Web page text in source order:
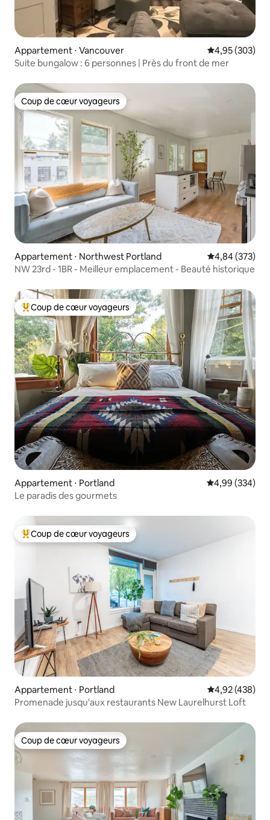
Appartement ⋅ Vancouver Évaluation
4,95 (303)
Suite bungalow : 6 personnes | Près du front de mer
Coup de cœur voyageurs
Coup de cœur voyageurs
Appartement ⋅ Northwest Portland Évaluation
4,84 (373)
NW 23rd - 1BR - Meilleur emplacement - Beauté historique
Coups de cœur voyageurs les plus appréciés
Coup de cœur voyageurs
Appartement ⋅ Portland Évaluation
4,99 (334)
Le paradis des gourmets
Coups de cœur voyageurs les plus appréciés
Coup de cœur voyageurs
Appartement ⋅ Portland Évaluation
4,92 (438)
Promenade jusqu'aux restaurants New Laurelhurst Loft
Coup de cœur voyageurs
Coup de cœur voyageurs